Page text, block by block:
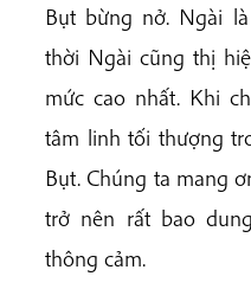
Bụt bừng nở. Ngài
thời Ngài cũng thị
mức cao nhất. Khi
tâm linh tối thượng
Bụt. Chúng ta mang
trở nên rất bao
thông cảm.